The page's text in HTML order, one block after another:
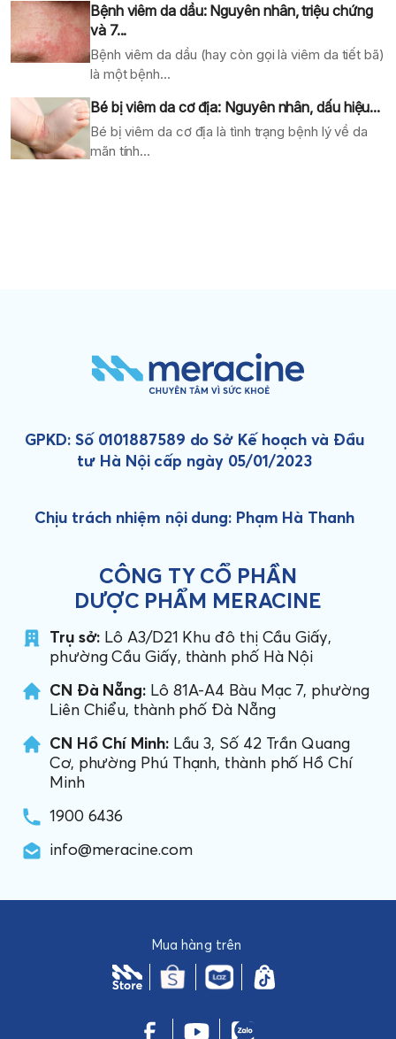
Bệnh viêm da dầu: Nguyên nhân, triệu chứng
và 7...
Bệnh viêm da dầu (hay còn gọi là viêm da tiết bã)
là một bệnh...
Bé bị viêm da cơ địa: Nguyên nhân, dấu hiệu...
Bé bị viêm da cơ địa là tình trạng bệnh lý về da
mãn tính...
GPKD: Số 0101887589 do Sở Kế hoạch và Đầu
tư Hà Nội cấp ngày 05/01/2023
Chịu trách nhiệm nội dung: Phạm Hà Thanh
CÔNG TY CỔ PHẦN
DƯỢC PHẨM MERACINE
Trụ sở: Lô A3/D21 Khu đô thị Cầu Giấy,
phường Cầu Giấy, thành phố Hà Nội
CN Đà Nẵng: Lô 81A-A4 Bàu Mạc 7, phường
Liên Chiểu, thành phố Đà Nẵng
CN Hồ Chí Minh:Lầu 3, Số 42 Trần Quang
Cơ, phường Phú Thạnh, thành phố Hồ Chí
Minh
1900 6436
info@meracine.com
Mua hàng trên